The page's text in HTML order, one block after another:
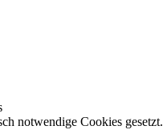
notwendige Cookies gesetzt.